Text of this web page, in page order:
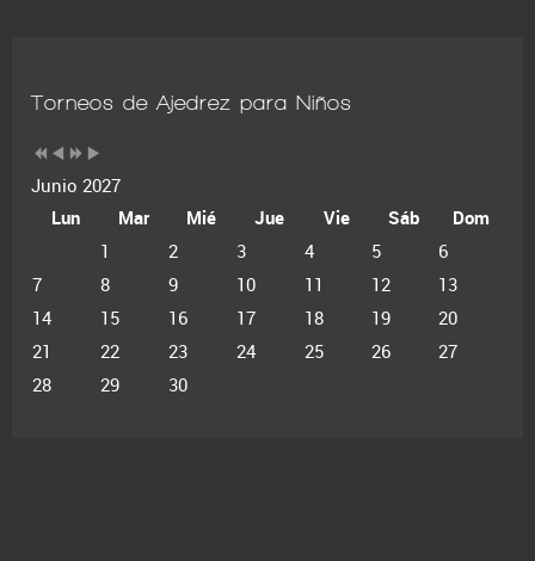
Torneos de Ajedrez para Niños
Junio 2027
Lun
Mar Mié Jue Vie Sáb
Dom
1
2 3 4 5
6
7
8 9 10 11 12
13
14
15 16 17 18 19
20
21
22 23 24 25 26
27
28
29 30